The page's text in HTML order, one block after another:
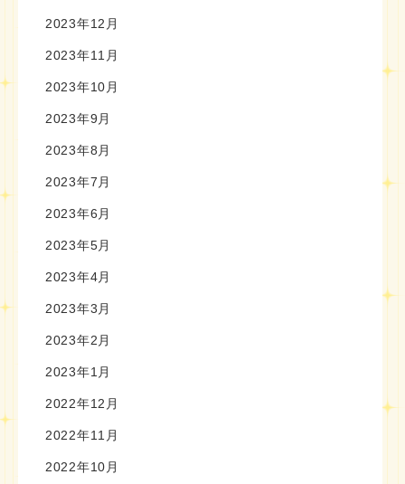
2023年12月
2023年11月
2023年10月
2023年9月
2023年8月
2023年7月
2023年6月
2023年5月
2023年4月
2023年3月
2023年2月
2023年1月
2022年12月
2022年11月
2022年10月